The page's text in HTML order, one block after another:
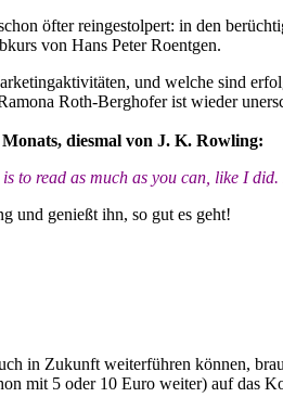
öfter reingestolpert: in den
von Hans Peter Roentgen.
und welche sind
Roth-Berghofer ist wieder
diesmal von J. K. Rowling:
to read as much as you can, like I
und genießt ihn, so gut es geht!
in Zukunft weiterführen können,
mit 5 oder 10 Euro weiter) auf das